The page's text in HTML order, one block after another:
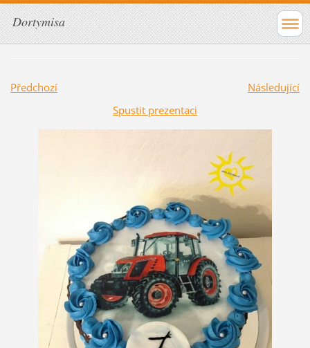
Dortymisa
Předchozí
Následující
Spustit prezentaci